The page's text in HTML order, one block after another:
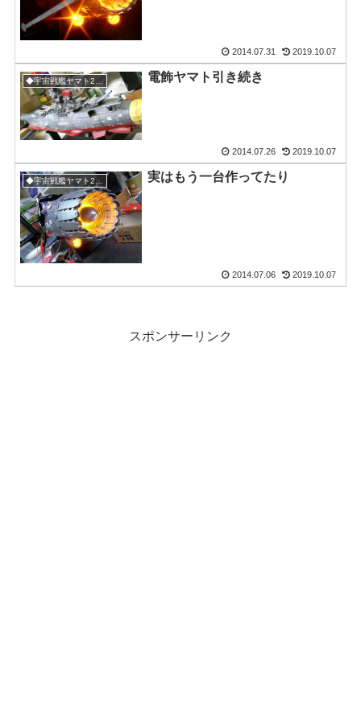
2014.07.31 2019.10.07
電飾ヤマト引き続き
2014.07.26 2019.10.07
◆宇宙戦艦ヤマト2199（電飾） 実はもう一台作ってたり
2014.07.06 2019.10.07
スポンサーリンク